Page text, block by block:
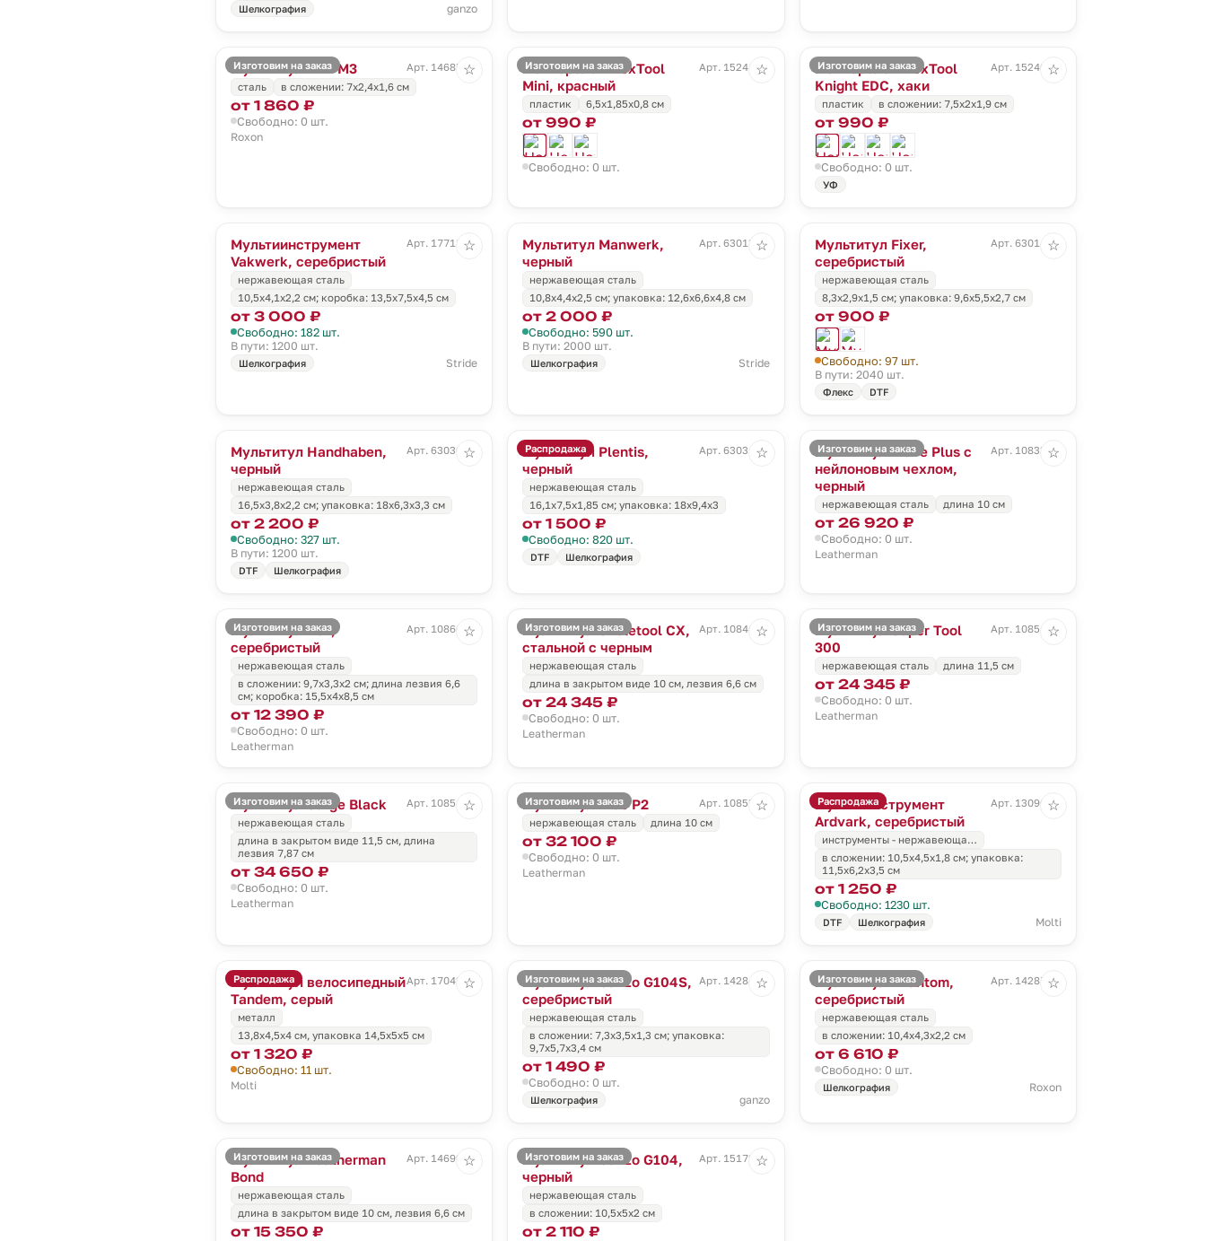
Шелкография ganzo
Изготовим на заказ
Мультитул Mini M3
Арт. 14685.10
сталь
в сложении: 7х2,4х1,6 см
от 1 860 ₽
Свободно: 0 шт.
Roxon
☆ Изготовим на заказ
Нож-брелок NexTool
Mini, красный
Арт. 15241.50
пластик 6,5х1,85х0,8 см
от 990 ₽
Свободно: 0 шт.
☆ Изготовим на заказ
Нож-брелок NexTool
Knight EDC, хаки
Арт. 15240.99
пластик в сложении: 7,5х2х1,9 см
от 990 ₽
Свободно: 0 шт.
УФ
☆
Мультиинструмент
Vakwerk, серебристый
Арт. 17718.10
нержавеющая сталь
10,5х4,1х2,2 см; коробка: 13,5x7,5x4,5 см
от 3 000 ₽
Свободно: 182 шт.
В пути: 1200 шт.
Шелкография Stride
☆
Мультитул Manwerk,
черный
Арт. 63013.30
нержавеющая сталь
10,8x4,4x2,5 см; упаковка: 12,6х6,6х4,8 см
от 2 000 ₽
Свободно: 590 шт.
В пути: 2000 шт.
Шелкография Stride
☆
Мультитул Fixer,
серебристый
Арт. 63014.10
нержавеющая сталь
8,3x2,9x1,5 см; упаковка: 9,6х5,5х2,7 см
от 900 ₽
Свободно: 97 шт.
В пути: 2040 шт.
Флекс DTF
☆
Мультитул Handhaben,
черный
Арт. 63030.30
нержавеющая сталь
16,5x3,8x2,2 см; упаковка: 18x6,3x3,3 см
от 2 200 ₽
Свободно: 327 шт.
В пути: 1200 шт.
DTF Шелкография
☆ Распродажа
Мультитул Plentis,
черный
Арт. 63031.30
нержавеющая сталь
16,1х7,5х1,85 см; упаковка: 18x9,4x3
от 1 500 ₽
Свободно: 820 шт.
DTF Шелкография
☆ Изготовим на заказ
Мультитул Wave Plus с
нейлоновым чехлом,
черный
Арт. 10833.30
нержавеющая сталь длина 10 см
от 26 920 ₽
Свободно: 0 шт.
Leatherman
☆
Изготовим на заказ
Мультитул Rev,
серебристый
Арт. 10866.10
нержавеющая сталь
в сложении: 9,7х3,3х2 см; длина лезвия 6,6
см; коробка: 15,5х4х8,5 см
от 12 390 ₽
Свободно: 0 шт.
Leatherman
☆ Изготовим на заказ
Мультитул Skeletool CX,
стальной с черным
Арт. 10846.13
нержавеющая сталь
длина в закрытом виде 10 см, лезвия 6,6 см
от 24 345 ₽
Свободно: 0 шт.
Leatherman
☆ Изготовим на заказ
Мультитул Super Tool
300
Арт. 10851.10
нержавеющая сталь длина 11,5 см
от 24 345 ₽
Свободно: 0 шт.
Leatherman
☆
Изготовим на заказ
Мультитул Surge Black
Арт. 10854.30
нержавеющая сталь
длина в закрытом виде 11,5 cм, длина
лезвия 7,87 cм
от 34 650 ₽
Свободно: 0 шт.
Leatherman
☆ Изготовим на заказ
Мультитул Free P2
Арт. 10855.10
нержавеющая сталь
длина 10 см
от 32 100 ₽
Свободно: 0 шт.
Leatherman
☆ Распродажа
Мультиинструмент
Ardvark, серебристый
Арт. 13090.10
инструменты - нержавеюща…
в сложении: 10,5х4,5х1,8 см; упаковка:
11,5х6,2х3,5 см
от 1 250 ₽
Свободно: 1230 шт.
DTF Шелкография Molti
☆
Распродажа
Мультитул велосипедный
Tandem, серый
Арт. 17042.10
металл
13,8x4,5x4 см, упаковка 14,5х5х5 см
от 1 320 ₽
Свободно: 11 шт.
Molti
☆ Изготовим на заказ
Мультитул Ganzo G104S,
серебристый
Арт. 14284.10
нержавеющая сталь
в сложении: 7,3х3,5х1,3 см; упаковка:
9,7х5,7х3,4 см
от 1 490 ₽
Свободно: 0 шт.
Шелкография ganzo
☆ Изготовим на заказ
Мультитул Phantom,
серебристый
Арт. 14287.10
нержавеющая сталь
в сложении: 10,4х4,3х2,2 см
от 6 610 ₽
Свободно: 0 шт.
Шелкография Roxon
☆
Изготовим на заказ
Мультитул Leatherman
Bond
Арт. 14699.10
нержавеющая сталь
длина в закрытом виде 10 см, лезвия 6,6 см
от 15 350 ₽
☆ Изготовим на заказ
Мультитул Ganzo G104,
черный
Арт. 15172.30
нержавеющая сталь
в сложении: 10,5х5х2 см
от 2 110 ₽
☆